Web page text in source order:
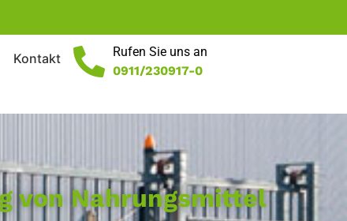
Kontakt
Rufen Sie uns an
0911/230917-0
von Nahrungsmittel